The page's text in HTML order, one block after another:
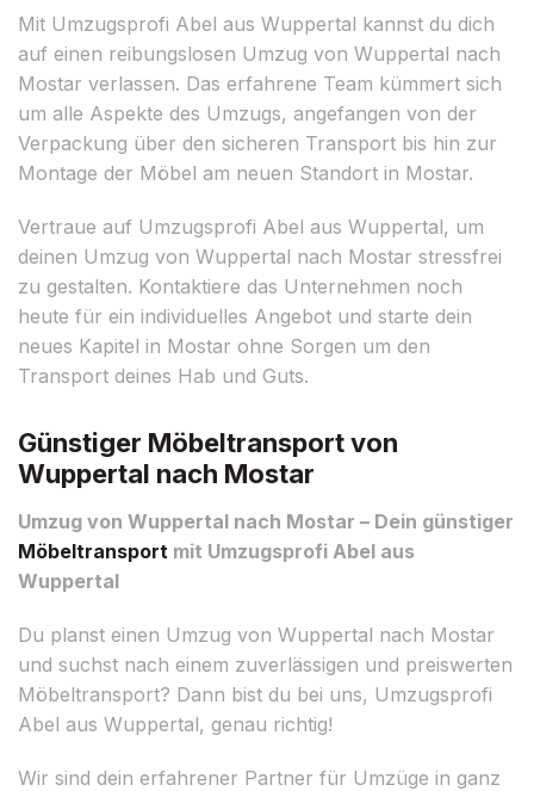
Mit Umzugsprofi Abel aus Wuppertal kannst du dich
auf einen reibungslosen Umzug von Wuppertal nach
Mostar verlassen. Das erfahrene Team kümmert sich
um alle Aspekte des Umzugs, angefangen von der
Verpackung über den sicheren Transport bis hin zur
Montage der Möbel am neuen Standort in Mostar.
Vertraue auf Umzugsprofi Abel aus Wuppertal, um
deinen Umzug von Wuppertal nach Mostar stressfrei
zu gestalten. Kontaktiere das Unternehmen noch
heute für ein individuelles Angebot und starte dein
neues Kapitel in Mostar ohne Sorgen um den
Transport deines Hab und Guts.
Günstiger Möbeltransport von
Wuppertal nach Mostar
Umzug von Wuppertal nach Mostar – Dein günstiger
Möbeltransport mit Umzugsprofi Abel aus
Wuppertal
Du planst einen Umzug von Wuppertal nach Mostar
und suchst nach einem zuverlässigen und preiswerten
Möbeltransport? Dann bist du bei uns, Umzugsprofi
Abel aus Wuppertal, genau richtig!
Wir sind dein erfahrener Partner für Umzüge in ganz